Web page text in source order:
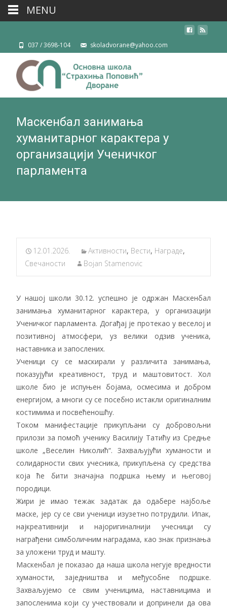
037 / 3698-104 skoladvorane@yahoo.com
Маскенбал занимања
хуманитарног карактера у
организацији Ученичког
парламента
12.01.2026. Активности, Вести, Награде,
Свечаности
Bojan Stamenovic
У нашој школи 30.12. успешно је одржан Маскенбал
занимања хуманитарног карактера, у организацији
Ученичког парламента. Догађај је протекао у веселој и
позитивној атмосфери, уз велики одзив ученика,
наставника и запослених.
Ученици су се маскирали у различита занимања,
показујући креативност, труд и маштовитост. Хол
школе био је испуњен бојама, осмесима и добром
енергијом, а многи су се посебно истакли оригиналним
костимима и посвећеношћу.
Током манифестације прикупљани су добровољни
прилози за помоћ ученику Василију Татићу из Средње
школе „Веселин Николић“. Захваљујући хуманости и
солидарности свих учесника, прикупљена су средства
која ће бити значајна подршка њему и његовој
породици.
Жири је имао тежак задатак да одабере најбоље
маске, јер су се сви ученици изузетно потрудили. Ипак,
најкреативнији и најоригиналнији учесници су
награђени симболичним наградама, као знак признања
за уложени труд и машту.
Маскенбал је показао да наша школа негује вредности
хуманости, заједништва и међусобне подршке.
Захваљујемо се свим ученицима, наставницима и
запосленима који су учествовали и допринели да ова
MENU